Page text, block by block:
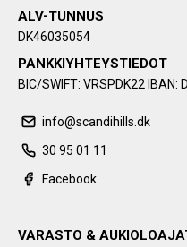
ALV-TUNNUS
DK46035054
PANKKIYHTEYSTIEDOT
BIC/SWIFT: VRSPDK22
info@scandihills.dk
30 95 01 11
Facebook
VARASTO &